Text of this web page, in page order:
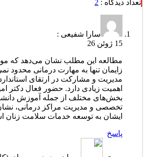
تعداد دیدگاه : 2
سارا شفیعی :
15 ژوئن 26
مطالعه این مطلب نشان می‌دهد که
زایمان تنها به مهارت درمانی
مدیریت و مشارکت در ارتقای
اهمیت زیادی دارد. حضور فعال دکتر
بخش‌های مختلف از جمله آموزش
تخصصی و مدیریت مراکز درمانی،
ایشان به توسعه خدمات سلامت زنان
پاسخ